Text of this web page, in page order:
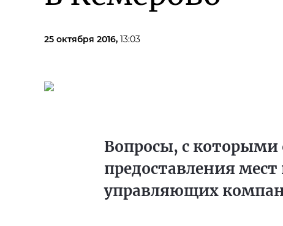
25 октября 2016, 13:03
Вопросы, с которыми
предоставления
управляющих